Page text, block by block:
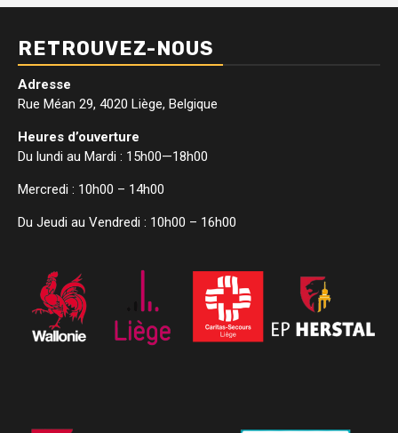
RETROUVEZ-NOUS
Adresse
Rue Méan 29, 4020 Liège, Belgique
Heures d’ouverture
Du lundi au Mardi : 15h00—18h00
Mercredi : 10h00 – 14h00
Du Jeudi au Vendredi : 10h00 – 16h00